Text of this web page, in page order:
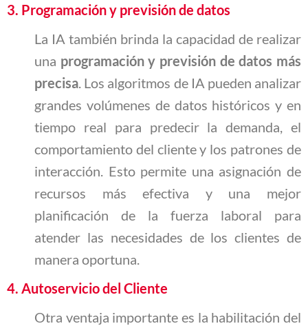
3. Programación y previsión de datos
La IA también brinda la capacidad de realizar
una programación y previsión de datos más
precisa . Los algoritmos de IA pueden analizar
grandes volúmenes de datos históricos y en
tiempo real para predecir la demanda, el
comportamiento del cliente y los patrones de
interacción. Esto permite una asignación de
recursos más efectiva y una mejor
planificación de la fuerza laboral para
atender las necesidades de los clientes de
manera oportuna.
4. Autoservicio del Cliente
Otra ventaja importante es la habilitación del